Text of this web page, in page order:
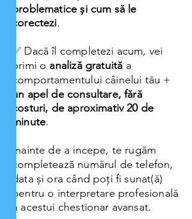
problematice și cum să le
corectezi.
✅ Dacă îl completezi acum, vei
primi o analiză gratuită a
comportamentului câinelui tău +
un apel de consultare, fără
costuri, de aproximativ 20 de
minute.
Inainte de a incepe, te rugăm
completează numărul de telefon,
data și ora când poți fi sunat(ă)
pentru o interpretare profesională
a acestui chestionar avansat.